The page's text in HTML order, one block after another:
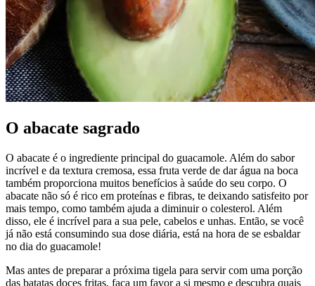
O abacate sagrado
O abacate é o ingrediente principal do guacamole. Além do sabor
incrível e da textura cremosa, essa fruta verde de dar água na boca
também proporciona muitos benefícios à saúde do seu corpo. O
abacate não só é rico em proteínas e fibras, te deixando satisfeito por
mais tempo, como também ajuda a diminuir o colesterol. Além
disso, ele é incrível para a sua pele, cabelos e unhas. Então, se você
já não está consumindo sua dose diária, está na hora de se esbaldar
no dia do guacamole!
Mas antes de preparar a próxima tigela para servir com uma porção
das batatas doces fritas, faça um favor a si mesmo e descubra quais